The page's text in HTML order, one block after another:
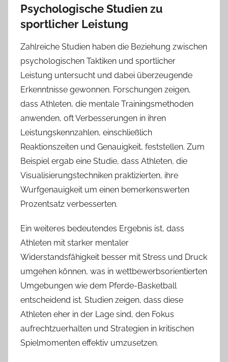
Psychologische Studien zu
sportlicher Leistung
Zahlreiche Studien haben die Beziehung zwischen
psychologischen Taktiken und sportlicher
Leistung untersucht und dabei überzeugende
Erkenntnisse gewonnen. Forschungen zeigen,
dass Athleten, die mentale Trainingsmethoden
anwenden, oft Verbesserungen in ihren
Leistungskennzahlen, einschließlich
Reaktionszeiten und Genauigkeit, feststellen. Zum
Beispiel ergab eine Studie, dass Athleten, die
Visualisierungstechniken praktizierten, ihre
Wurfgenauigkeit um einen bemerkenswerten
Prozentsatz verbesserten.
Ein weiteres bedeutendes Ergebnis ist, dass
Athleten mit starker mentaler
Widerstandsfähigkeit besser mit Stress und Druck
umgehen können, was in wettbewerbsorientierten
Umgebungen wie dem Pferde-Basketball
entscheidend ist. Studien zeigen, dass diese
Athleten eher in der Lage sind, den Fokus
aufrechtzuerhalten und Strategien in kritischen
Spielmomenten effektiv umzusetzen.